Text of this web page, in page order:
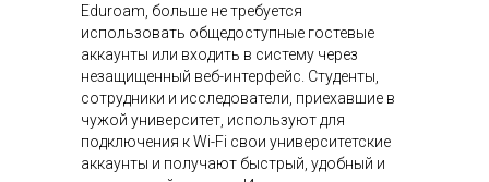
Eduroam, больше не требуется
использовать общедоступные гостевые
аккаунты или входить в систему через
незащищенный веб-интерфейс. Студенты,
сотрудники и исследователи, приехавшие в
чужой университет, используют для
подключения к Wi-Fi свои университетские
аккаунты и получают быстрый, удобный и